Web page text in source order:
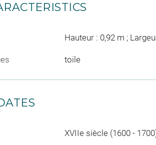
Hauteur : 0,92 m ;
toile
XVIIe siècle (1600 -